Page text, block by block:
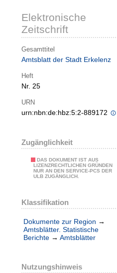
Elektronische
Zeitschrift
Gesamttitel
Amtsblatt der Stadt Erkelenz
Heft
Nr. 25
URN
urn:nbn:de:hbz:5:2-889172
Zugänglichkeit
DAS DOKUMENT IST AUS
LIZENZRECHTLICHEN GRÜNDEN
NUR AN DEN SERVICE-PCS DER
ULB ZUGÄNGLICH.
Klassifikation
Dokumente zur Region →
Amtsblätter. Statistische
Berichte → Amtsblätter
Nutzungshinweis